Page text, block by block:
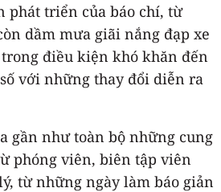
phát triển của báo chí, từ
dầm mưa giãi nắng đạp xe
điều kiện khó khăn đến
với những thay đổi diễn ra
gần như toàn bộ những cung
phóng viên, biên tập viên
từ những ngày làm báo giản